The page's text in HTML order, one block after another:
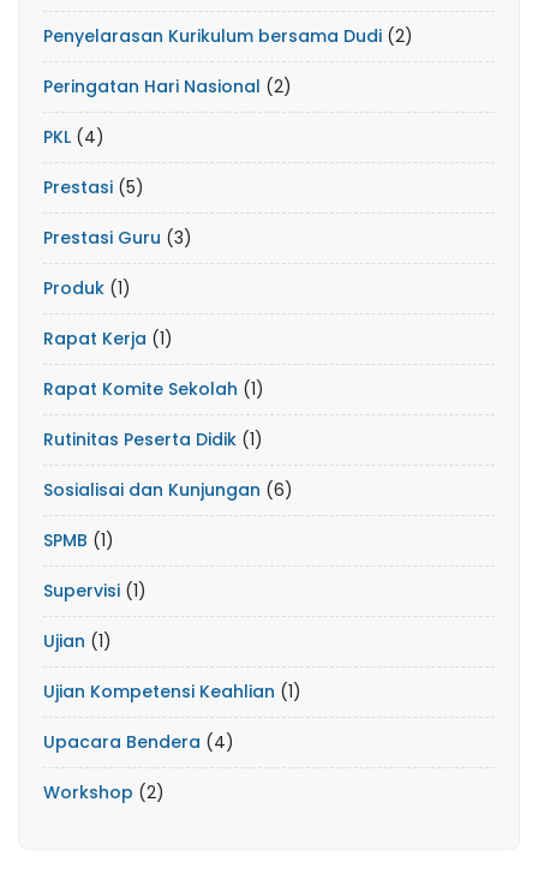
Penyelarasan Kurikulum bersama Dudi (2)
Peringatan Hari Nasional (2)
PKL (4)
Prestasi (5)
Prestasi Guru (3)
Produk (1)
Rapat Kerja (1)
Rapat Komite Sekolah (1)
Rutinitas Peserta Didik (1)
Sosialisai dan Kunjungan (6)
SPMB (1)
Supervisi (1)
Ujian (1)
Ujian Kompetensi Keahlian (1)
Upacara Bendera (4)
Workshop (2)